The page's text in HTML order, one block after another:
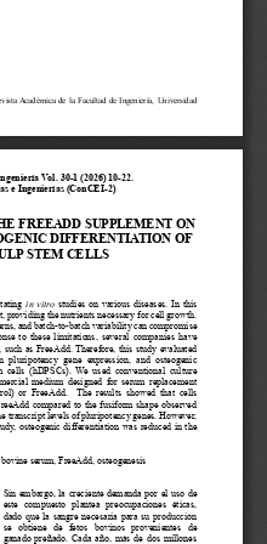
Académica de la Facultad de Ingeniería, Universidad
Vol. 30-1 (2026) 10 -22
e Ingenierías (ConCEI-2)
FREEADD SUPPLEMENT ON
DIFFERENTIATION OF
STEM CELLS
in vitro studies on various diseases. In this
providing the nutrients necessary for cell growth.
and batch-to-batch variability can compromise
to these limitations, several companies have
such as FreeAdd. Therefore, this study evaluated
pluripotency gene  expression,  and  osteogenic
cells  (hDPSCs). We  used  conventional  culture
medium designed for serum replacement
or  FreeAdd.
The  results  showed  that  cells
compared to the fusiform shape observed
transcript levels of pluripotency genes. However,
osteogenic differentiation was reduced in the
serum, FreeAdd, osteogenesis
Sin embargo, la creciente demanda por el uso de
este  compuesto
plantea  preocupaciones  éticas,
dado que la sangre necesaria para su producción
se  obtiene  de  fetos  bovinos  provenientes  de
ganado preñado. Cada año, más de dos millones